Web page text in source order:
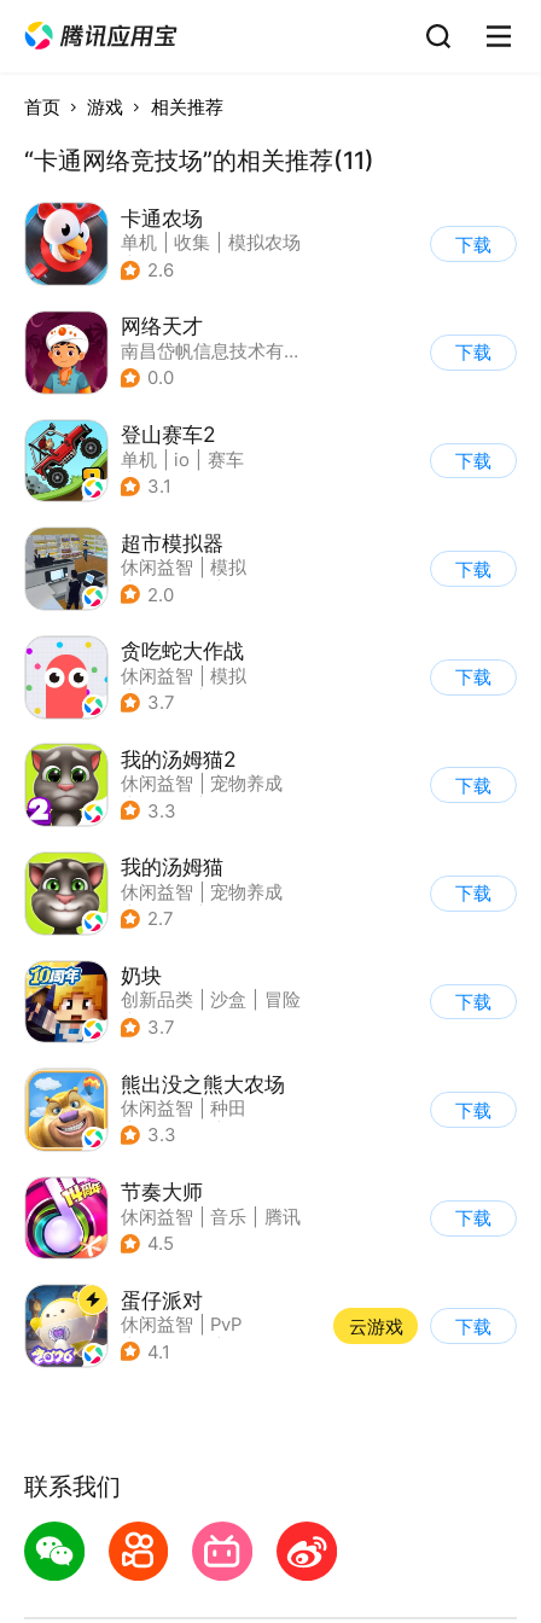
首页 游戏 相关推荐
“卡通网络竞技场”的相关推荐(11)
卡通农场
单机 收集
模拟农场
| 卡通
2.6
下载
网络天才
南昌岱帆信息技术有限公司
0.0
下载
登山赛车2
单机 io
赛车
| 欧美风
3.1
下载
超市模拟器
休闲益智
模拟
| 文字游戏
2.0
下载
贪吃蛇大作战
休闲益智
模拟
| 贪吃蛇
3.7
下载
我的汤姆猫2
休闲益智
宠物养成
| 汤姆猫
3.3
下载
我的汤姆猫
休闲益智
宠物养成
| 汤姆猫
2.7
下载
奶块
创新品类 沙盒
冒险
| 开放世界
3.7
下载
熊出没之熊大农场
休闲益智
种田
| 田园生活
3.3
下载
节奏大师
休闲益智 音乐
腾讯
4.5
下载
蛋仔派对
休闲益智
PvP
| 派对游戏
4.1
云游戏 下载
联系我们